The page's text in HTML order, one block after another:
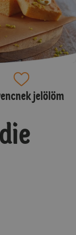
jelölöm